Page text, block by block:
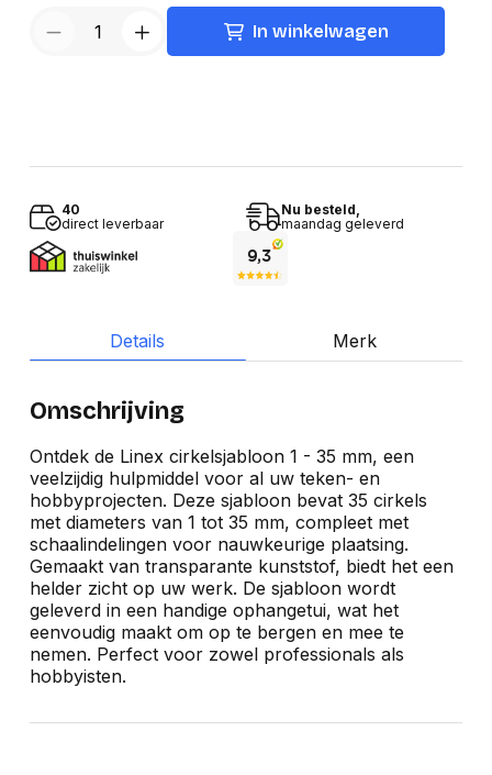
In winkelwagen
40
direct leverbaar
Nu besteld,
maandag geleverd
Details Merk
Omschrijving
Ontdek de Linex cirkelsjabloon 1 - 35 mm, een
veelzijdig hulpmiddel voor al uw teken- en
hobbyprojecten. Deze sjabloon bevat 35 cirkels
met diameters van 1 tot 35 mm, compleet met
schaalindelingen voor nauwkeurige plaatsing.
Gemaakt van transparante kunststof, biedt het een
helder zicht op uw werk. De sjabloon wordt
geleverd in een handige ophangetui, wat het
eenvoudig maakt om op te bergen en mee te
nemen. Perfect voor zowel professionals als
hobbyisten.